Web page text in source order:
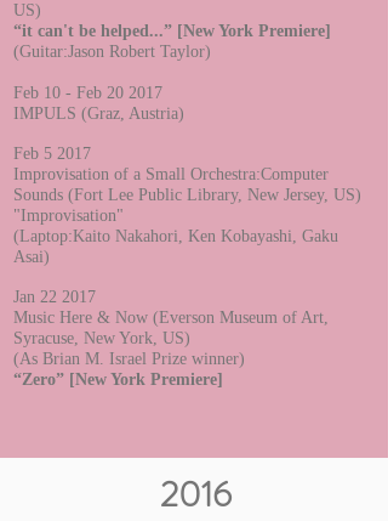
US)
“it can't be helped...” [New York Premiere]
(Guitar:Jason Robert Taylor)
Feb 10 - Feb 20 2017
IMPULS (Graz, Austria)
Feb 5 2017
Improvisation of a Small Orchestra:Computer
Sounds (Fort Lee Public Library, New Jersey, US)
"Improvisation"
(Laptop:Kaito Nakahori, Ken Kobayashi, Gaku
Asai)
Jan 22 2017
Music Here & Now (Everson Museum of Art,
Syracuse, New York, US)
(As Brian M. Israel Prize winner)
“Zero” [New York Premiere]
2016